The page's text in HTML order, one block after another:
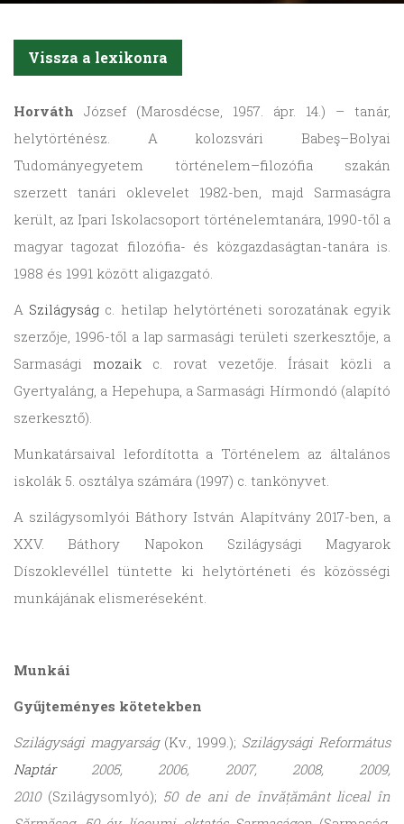
Vissza a lexikonra
Horváth József (Marosdécse, 1957. ápr. 14.) – tanár,
helytörténész. A kolozsvári Babeş–Bolyai
Tudományegyetem történelem–filozófia szakán
szerzett tanári oklevelet 1982-ben, majd Sarmaságra
került, az Ipari Iskolacsoport történelemtanára, 1990-től a
magyar tagozat filozófia- és közgazdaságtan-tanára is.
1988 és 1991 között aligazgató.
A Szilágyság c. hetilap helytörténeti sorozatának egyik
szerzője, 1996-től a lap sarmasági területi szerkesztője, a
Sarmasági mozaik c. rovat vezetője. Írásait közli a
Gyertyaláng, a Hepehupa, a Sarmasági Hírmondó (alapító
szerkesztő).
Munkatársaival lefordította a Történelem az általános
iskolák 5. osztálya számára (1997) c. tankönyvet.
A szilágysomlyói Báthory István Alapítvány 2017-ben, a
XXV. Báthory Napokon Szilágysági Magyarok
Díszoklevéllel tüntette ki helytörténeti és közösségi
munkájának elismeréseként.
Munkái
Gyűjteményes kötetekben
Szilágysági magyarság(Kv., 1999.); Szilágysági Református
Naptár2005, 2006, 2007, 2008, 2009,
2010(Szilágysomlyó); 50 de ani de învățământ liceal în